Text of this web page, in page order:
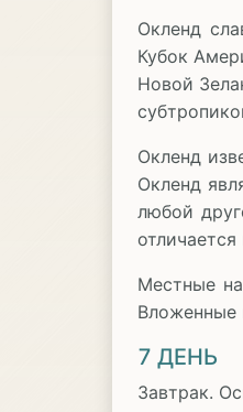
Окленд
Кубок
Новой
Окленд
Окленд
любой
Местные
Вложенные
7 ДЕНЬ
Завтрак.